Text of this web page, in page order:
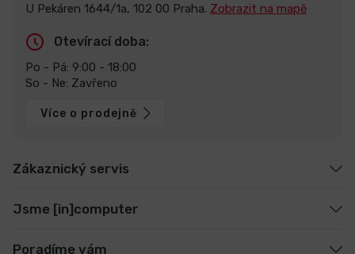
U Pekáren 1644/1a, 102 00 Praha. Zobrazit na mapě
Otevírací doba:
Po - Pá: 9:00 - 18:00
So - Ne: Zavřeno
Více o prodejně
Zákaznický servis
Jsme [in]computer
Poradíme vám